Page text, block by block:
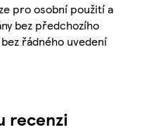
pro osobní použití a
bez předchozího
řádného uvedení
recenzi